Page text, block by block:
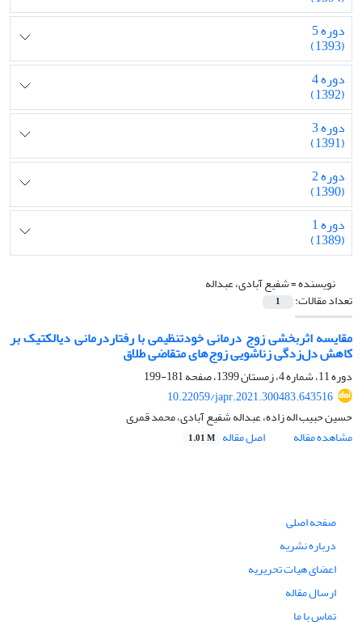
دوره 5
(1393)
دوره 4
(1392)
دوره 3
(1391)
دوره 2
(1390)
دوره 1
(1389)
نویسنده =شفیع آبادی، عبداله
تعداد مقالات: 1
مقایسه اثربخشی زوج درمانی خودتنظیمی با رفتاردرمانی دیالکتیک بر
کاهش دل‌زدگی زناشویی زوج‌های متقاضی طلاق
دوره 11، شماره 4، زمستان 1399، صفحه
181-199
10.22059/japr.2021.300483.643516
حسین حبیب اله زاده، عبداله شفیع آبادی، محمد قمری
مشاهده مقاله
اصل مقاله 1.01 M
صفحه اصلی
درباره نشریه
اعضای هیات تحریریه
ارسال مقاله
تماس با ما